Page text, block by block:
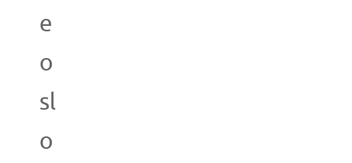
e
o
sl
o